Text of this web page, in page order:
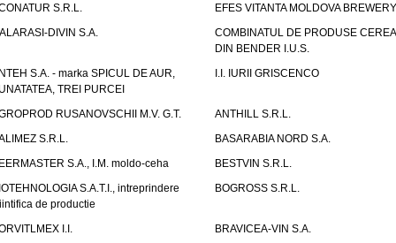
S.R.L.
EFES VITANTA MOLDOVA
DIVIN S.A.
COMBINATUL DE PRODUSE
DIN BENDER I.U.S.
S.A. - marka SPICUL DE AUR,
TREI PURCEI
I.I. IURII GRISCENCO
RUSANOVSCHII M.V. G.T.
ANTHILL S.R.L.
S.R.L.
BASARABIA NORD S.A.
S.A., I.M. moldo-ceha
BESTVIN S.R.L.
S.A.T.I., intreprindere
de productie
BOGROSS S.R.L.
I.I.
BRAVICEA-VIN S.A.